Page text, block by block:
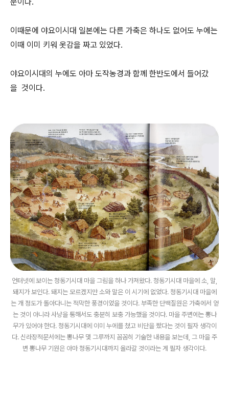
이때문에 야요이시대 일본에는 다른 가축은 하나도 없어도 누에는
이때 이미 키워 옷감을 짜고 있었다.
야요이시대의 누에도 아마 도작농경과 함께 한반도에서 들어갔
을 것이다.
언터넷에 보이는 청동기시대 마을 그림을 하나 가져왔다. 청동기시대 마을에 소, 말,
돼지가 보인다. 돼지는 모르겠지만 소와 말은 이 시기에 없었다. 청동기시대 마을에
는 개 정도가 돌아다니는 적막한 풍경이었을 것이다. 부족한 단백질원은 가축에서 얻
는 것이 아니라 사냥을 통해서도 충분히 보충 가능했을 것이다. 마을 주변에는 뽕나
무가 있어야 한다. 청동기시대에 이미 누에를 쳤고 비단을 짰다는 것이 필자 생각이
다. 신라장적문서에는 뽕나무 몇 그루까지 꼼꼼히 기술한 내용을 보는데, 그 마을 주
변 뽕나무 기원은 아마 청동기시대까지 올라갈 것이라는 게 필자 생각이다.